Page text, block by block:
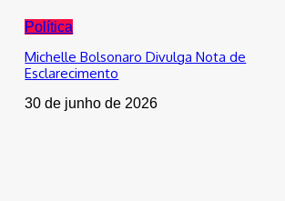
Política
Michelle Bolsonaro Divulga Nota de
Esclarecimento
30 de junho de 2026